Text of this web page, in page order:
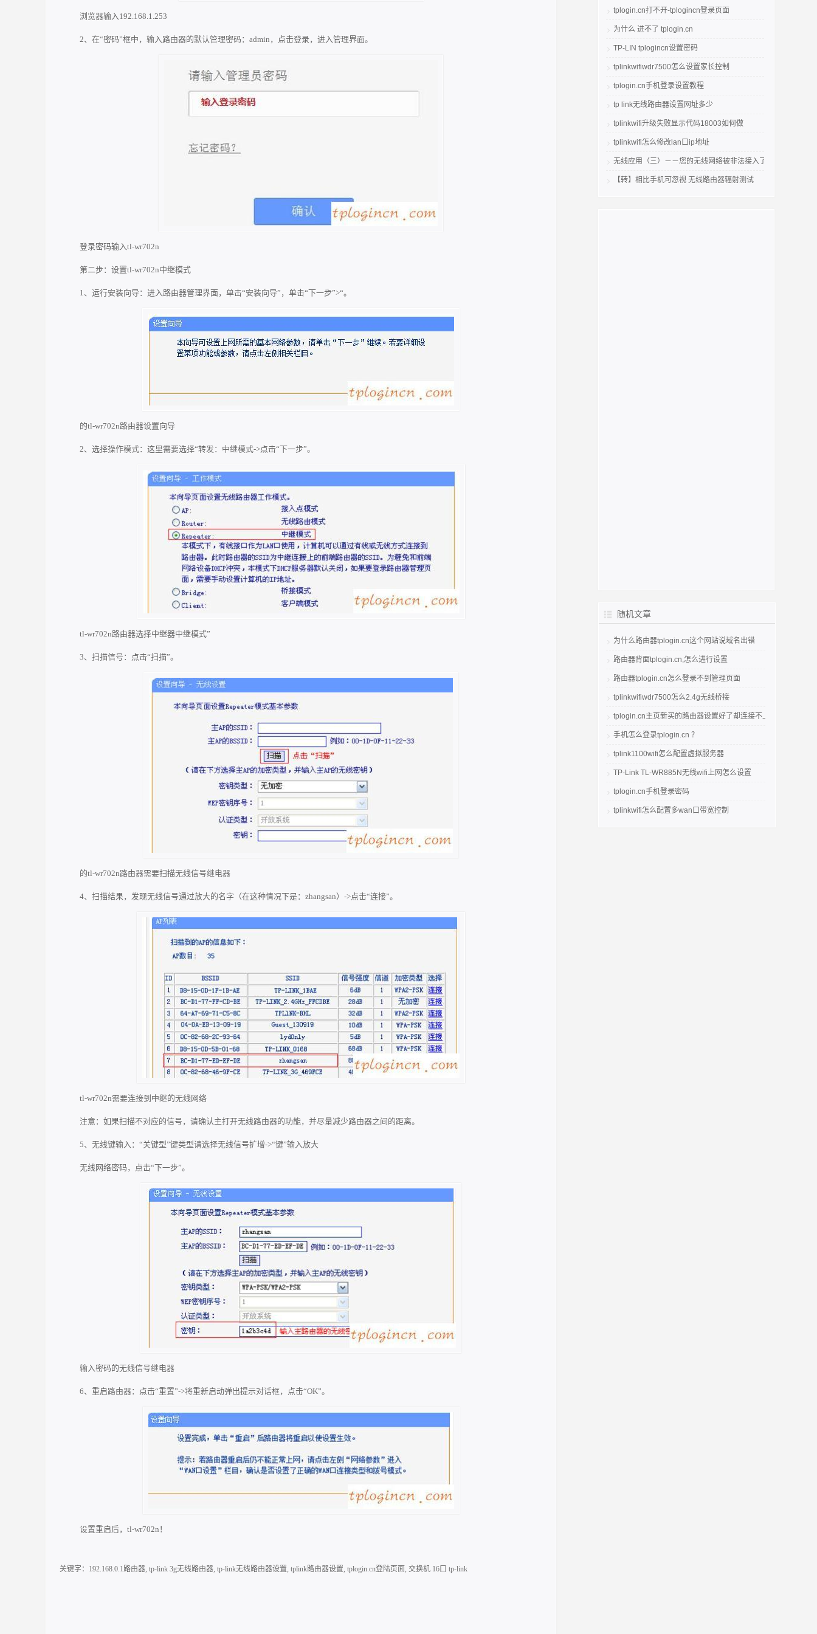
浏览器输入192.168.1.253
2、在“密码”框中，输入路由器的默认管理密码：admin，点击登录，进入管理界面。
登录密码输入tl-wr702n
第二步：设置tl-wr702n中继模式
1、运行安装向导：进入路由器管理界面，单击“安装向导”，单击“下一步”>“。
的tl-wr702n路由器设置向导
2、选择操作模式：这里需要选择“转发：中继模式->点击“下一步”。
tl-wr702n路由器选择中继器中继模式”
3、扫描信号：点击“扫描”。
的tl-wr702n路由器需要扫描无线信号继电器
4、扫描结果，发现无线信号通过放大的名字（在这种情况下是：zhangsan）->点击“连接”。
tl-wr702n需要连接到中继的无线网络
注意：如果扫描不对应的信号，请确认主打开无线路由器的功能，并尽量减少路由器之间的距离。
5、无线键输入：“关键型”键类型请选择无线信号扩增->“键”输入放大
无线网络密码，点击“下一步”。
输入密码的无线信号继电器
6、重启路由器：点击“重置”->将重新启动弹出提示对话框，点击“OK”。
设置重启后，tl-wr702n！
关键字： 192.168.0.1路由器, tp-link 3g无线路由器, tp-link无线路由器设置, tplink路由器设置, tplogin.cn登陆页面, 交换机 16口 tp-link
tplogin.cn打不开-tplogincn登录页面
为什么 进不了 tplogin.cn
TP-LIN tplogincn设置密码
tplinkwifiwdr7500怎么设置家长控制
tplogin.cn手机登录设置教程
tp link无线路由器设置网址多少
tplinkwifi升级失败显示代码18003如何做
tplinkwifi怎么修改lan口ip地址
无线应用（三）－－您的无线网络被非法接入了吗
【转】相比手机可忽视 无线路由器辐射测试
随机文章
为什么路由器tplogin.cn这个网站说域名出错
路由器背面tplogin.cn,怎么进行设置
路由器tplogin.cn怎么登录不到管理页面
tplinkwifiwdr7500怎么2.4g无线桥接
tplogin.cn主页新买的路由器设置好了却连接不上网
手机怎么登录tplogin.cn ？
tplink1100wifi怎么配置虚拟服务器
TP-Link TL-WR885N无线wifi上网怎么设置
tplogin.cn手机登录密码
tplinkwifi怎么配置多wan口带宽控制